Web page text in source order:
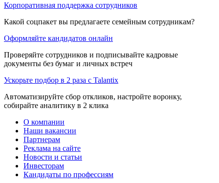
Корпоративная поддержка сотрудников
Какой соцпакет вы предлагаете семейным сотрудникам?
Оформляйте кандидатов онлайн
Проверяйте сотрудников и подписывайте кадровые
документы без бумаг и личных встреч
Ускорьте подбор в 2 раза с Talantix
Автоматизируйте сбор откликов, настройте воронку,
собирайте аналитику в 2 клика
О компании
Наши вакансии
Партнерам
Реклама на сайте
Новости и статьи
Инвесторам
Кандидаты по профессиям